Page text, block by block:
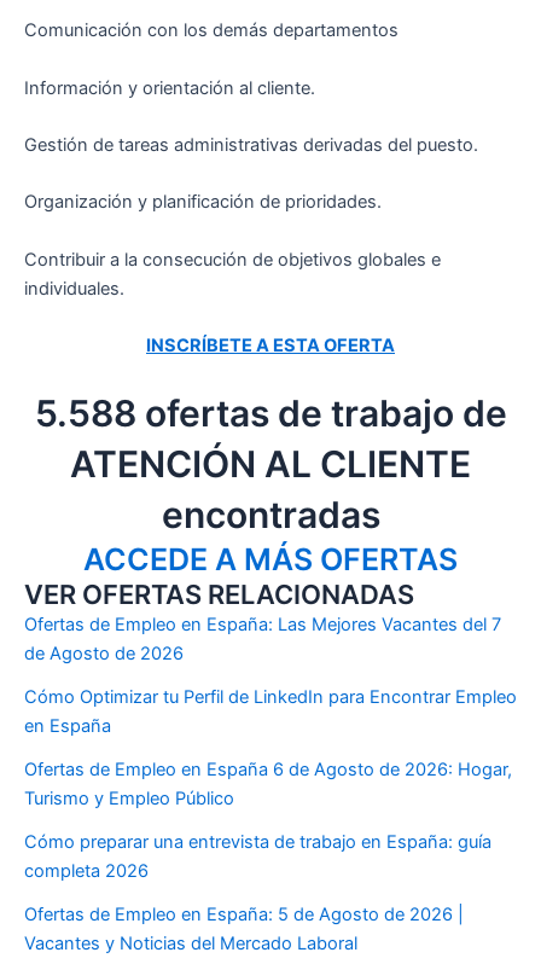
Comunicación con los demás departamentos
Información y orientación al cliente.
Gestión de tareas administrativas derivadas del puesto.
Organización y planificación de prioridades.
Contribuir a la consecución de objetivos globales e
individuales.
INSCRÍBETE A ESTA OFERTA
5.588 ofertas de trabajo de
ATENCIÓN AL CLIENTE
encontradas
ACCEDE A MÁS OFERTAS
VER OFERTAS RELACIONADAS
Ofertas de Empleo en España: Las Mejores Vacantes del 7
de Agosto de 2026
Cómo Optimizar tu Perfil de LinkedIn para Encontrar Empleo
en España
Ofertas de Empleo en España 6 de Agosto de 2026: Hogar,
Turismo y Empleo Público
Cómo preparar una entrevista de trabajo en España: guía
completa 2026
Ofertas de Empleo en España: 5 de Agosto de 2026 |
Vacantes y Noticias del Mercado Laboral